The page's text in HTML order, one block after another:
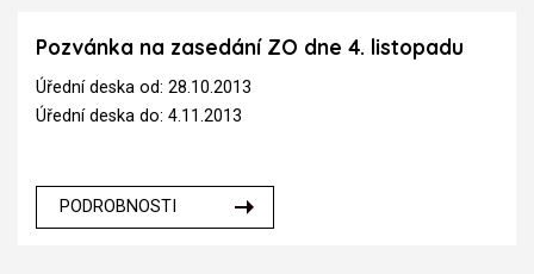
Pozvánka na zasedání ZO dne 4. listopadu
Úřední deska od: 28.10.2013
Úřední deska do: 4.11.2013
PODROBNOSTI